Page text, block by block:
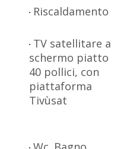
Riscaldamento
TV satellitare a
schermo piatto
40 pollici, con
piattaforma
Tivùsat